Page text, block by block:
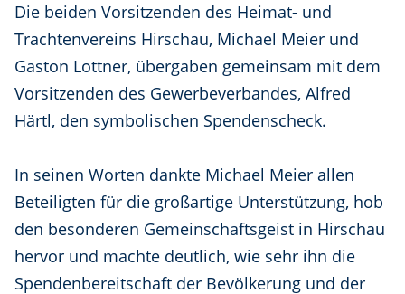
Die beiden Vorsitzenden des Heimat- und
Trachtenvereins Hirschau, Michael Meier und
Gaston Lottner, übergaben gemeinsam mit dem
Vorsitzenden des Gewerbeverbandes, Alfred
Härtl, den symbolischen Spendenscheck.
In seinen Worten dankte Michael Meier allen
Beteiligten für die großartige Unterstützung, hob
den besonderen Gemeinschaftsgeist in Hirschau
hervor und machte deutlich, wie sehr ihn die
Spendenbereitschaft der Bevölkerung und der